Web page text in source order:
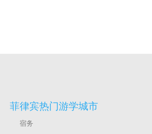
菲律宾热门游学城市
宿务